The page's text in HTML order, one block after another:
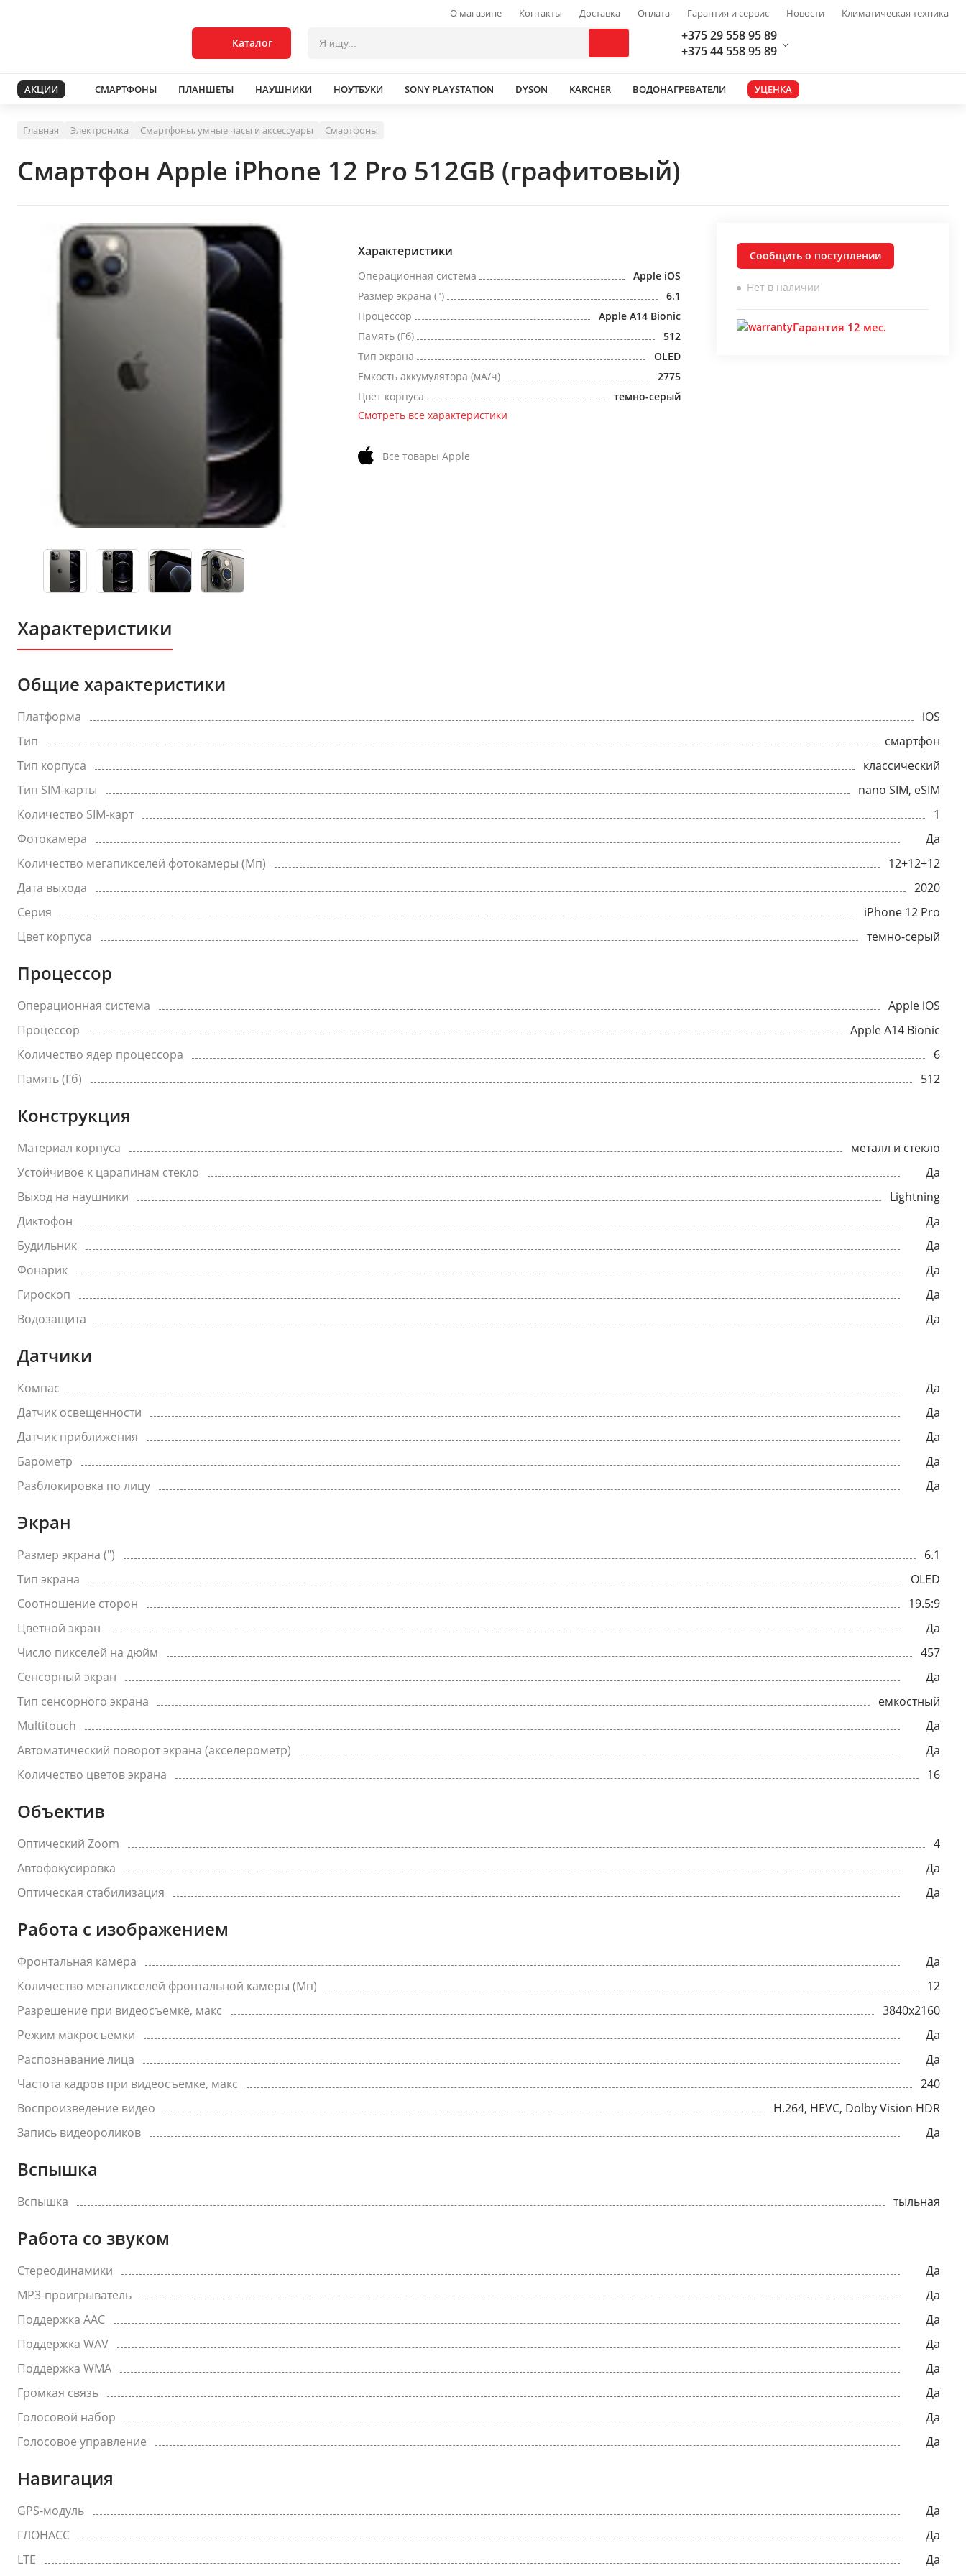
О магазине Контакты Доставка Оплата Гарантия и сервис Новости Климатическая техника
Каталог
+375 29 558 95 89
+375 44 558 95 89
АКЦИИ СМАРТФОНЫ ПЛАНШЕТЫ НАУШНИКИ НОУТБУКИ SONY PLAYSTATION DYSON KARCHER ВОДОНАГРЕВАТЕЛИ УЦЕНКА
Главная Электроника Смартфоны, умные часы и аксессуары Смартфоны
Смартфон Apple iPhone 12 Pro 512GB (графитовый)
Характеристики
Операционная система
Apple iOS
Размер экрана (")
6.1
Процессор
Apple A14 Bionic
Память (Гб)
512
Тип экрана
OLED
Емкость аккумулятора (мА/ч)
2775
Цвет корпуса
темно-серый
Смотреть все характеристики
Все товары Apple
Сообщить о поступлении
Нет в наличии
Гарантия 12 мес.
Характеристики
Общие характеристики
Платформа
iOS
Тип
смартфон
Тип корпуса
классический
Тип SIM-карты
nano SIM, eSIM
Количество SIM-карт
1
Фотокамера
Да
Количество мегапикселей фотокамеры (Мп)
12+12+12
Дата выхода
2020
Серия
iPhone 12 Pro
Цвет корпуса
темно-серый
Процессор
Операционная система
Apple iOS
Процессор
Apple A14 Bionic
Количество ядер процессора
6
Память (Гб)
512
Конструкция
Материал корпуса
металл и стекло
Устойчивое к царапинам стекло
Да
Выход на наушники
Lightning
Диктофон
Да
Будильник
Да
Фонарик
Да
Гироскоп
Да
Водозащита
Да
Датчики
Компас
Да
Датчик освещенности
Да
Датчик приближения
Да
Барометр
Да
Разблокировка по лицу
Да
Экран
Размер экрана (")
6.1
Тип экрана
OLED
Соотношение сторон
19.5:9
Цветной экран
Да
Число пикселей на дюйм
457
Сенсорный экран
Да
Тип сенсорного экрана
емкостный
Multitouch
Да
Автоматический поворот экрана (акселерометр)
Да
Количество цветов экрана
16
Объектив
Оптический Zoom
4
Автофокусировка
Да
Оптическая стабилизация
Да
Работа с изображением
Фронтальная камера
Да
Количество мегапикселей фронтальной камеры (Мп)
12
Разрешение при видеосъемке, макс
3840x2160
Режим макросъемки
Да
Распознавание лица
Да
Частота кадров при видеосъемке, макс
240
Воспроизведение видео
H.264, HEVC, Dolby Vision HDR
Запись видеороликов
Да
Вспышка
Вспышка тыльная
Работа со звуком
Стереодинамики
Да
MP3-проигрыватель
Да
Поддержка AAC
Да
Поддержка WAV
Да
Поддержка WMA
Да
Громкая связь
Да
Голосовой набор
Да
Голосовое управление
Да
Навигация
GPS-модуль
Да
ГЛОНАСС
Да
LTE
Да